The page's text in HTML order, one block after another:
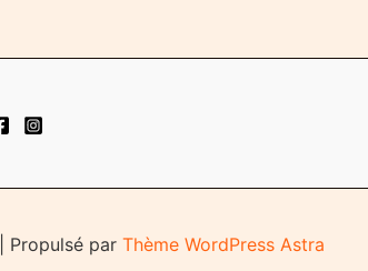
par Thème WordPress Astra